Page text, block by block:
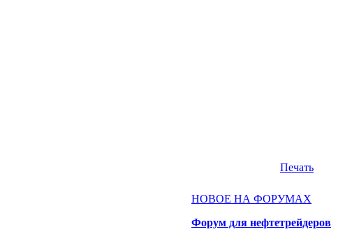
Печать
НОВОЕ НА ФОРУМАХ
Форум для нефтетрейдеров